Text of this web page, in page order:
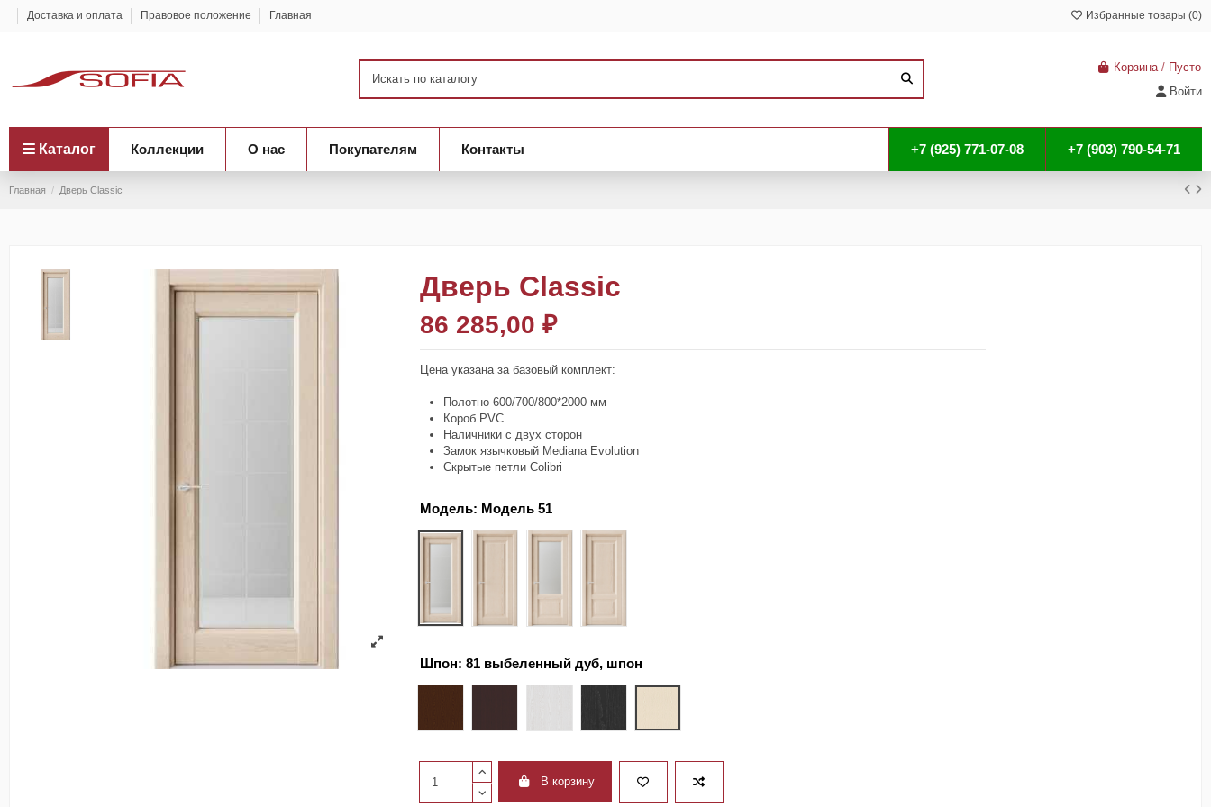
Доставка и оплата Правовое положение Главная Избранные товары (0)
Корзина / Пусто
Войти
Каталог Коллекции О нас Покупателям Контакты +7 (903) 790-54-71
+7 (925) 771-07-08
Главная Дверь Classic
Дверь Classic
86 285,00 ₽
Цена указана за базовый комплект:
Полотно 600/700/800*2000 мм
Короб PVC
Наличники с двух сторон
Замок язычковый Mediana Evolution
Скрытые петли Colibri
Модель: Модель 51
Модель 51Модель 61Модель 252Модель 262
Шпон: 81 выбеленный дуб, шпон
В корзину